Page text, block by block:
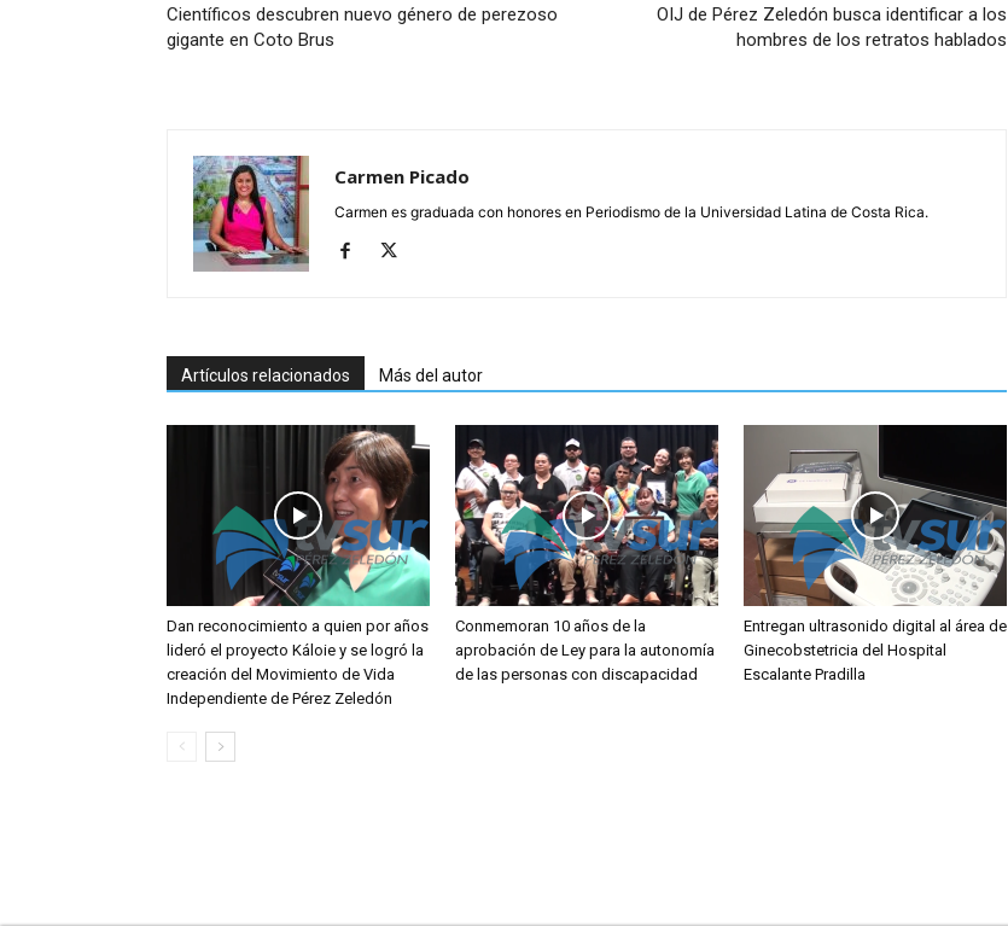
Científicos descubren nuevo género de perezoso
gigante en Coto Brus
OIJ de Pérez Zeledón busca identificar a los
hombres de los retratos hablados
Carmen Picado
Carmen es graduada con honores en Periodismo de la Universidad Latina de Costa Rica.
Artículos relacionados Más del autor
Dan reconocimiento a quien por años
lideró el proyecto Káloie y se logró la
creación del Movimiento de Vida
Independiente de Pérez Zeledón
Conmemoran 10 años de la
aprobación de Ley para la autonomía
de las personas con discapacidad
Entregan ultrasonido digital al área de
Ginecobstetricia del Hospital
Escalante Pradilla